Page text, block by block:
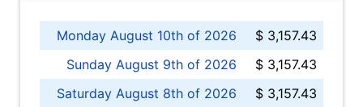
Monday August 10th of 2026
$ 3,157.43
Sunday August 9th of 2026
$ 3,157.43
Saturday August 8th of 2026
$ 3,157.43